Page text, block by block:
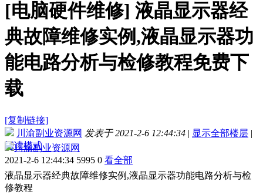
[电脑硬件维修] 液晶显示器经
典故障维修实例,液晶显示器功
能电路分析与检修教程免费下
载
[复制链接]
川渝副业资源网 发表于 2021-2-6 12:44:34 | 显示全部楼层 |
阅读模式
川渝副业资源网
2021-2-6 12:44:34 5995 0 看全部
液晶显示器经典故障维修实例,液晶显示器功能电路分析与检
修教程